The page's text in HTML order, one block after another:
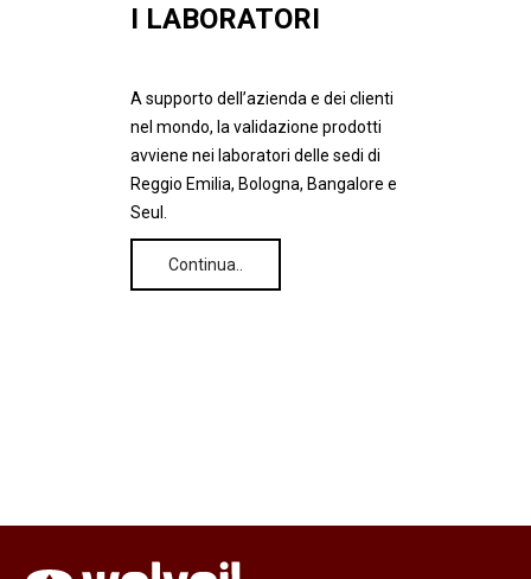
I LABORATORI
A supporto dell’azienda e dei clienti
nel mondo, la validazione prodotti
avviene nei laboratori delle sedi di
Reggio Emilia, Bologna, Bangalore e
Seul.
Continua..